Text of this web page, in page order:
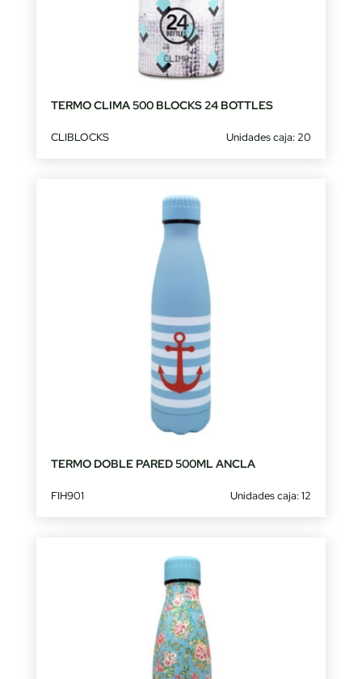
TERMO CLIMA 500 BLOCKS 24 BOTTLES
CLIBLOCKS Unidades caja: 20
TERMO DOBLE PARED 500ML ANCLA
FIH901 Unidades caja: 12